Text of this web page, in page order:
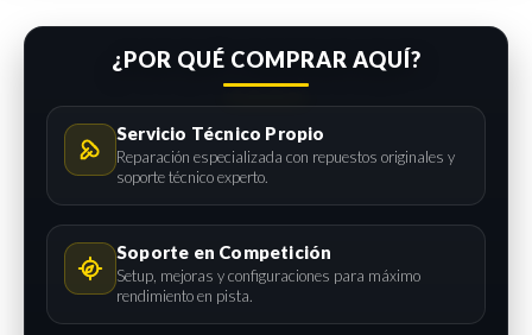
¿POR QUÉ COMPRAR AQUÍ?
Servicio Técnico Propio
Reparación especializada con repuestos originales y
soporte técnico experto.
Soporte en Competición
Setup, mejoras y configuraciones para máximo
rendimiento en pista.